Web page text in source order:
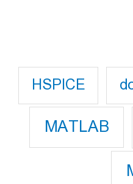
HSPICE
MATLAB